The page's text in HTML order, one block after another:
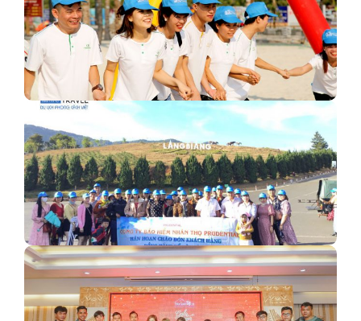
Team Building là gì? Những lợi ích team building mang
lại
Tour đoàn Đà Lạt: Bảo hiểm Nhân thọ Prudential